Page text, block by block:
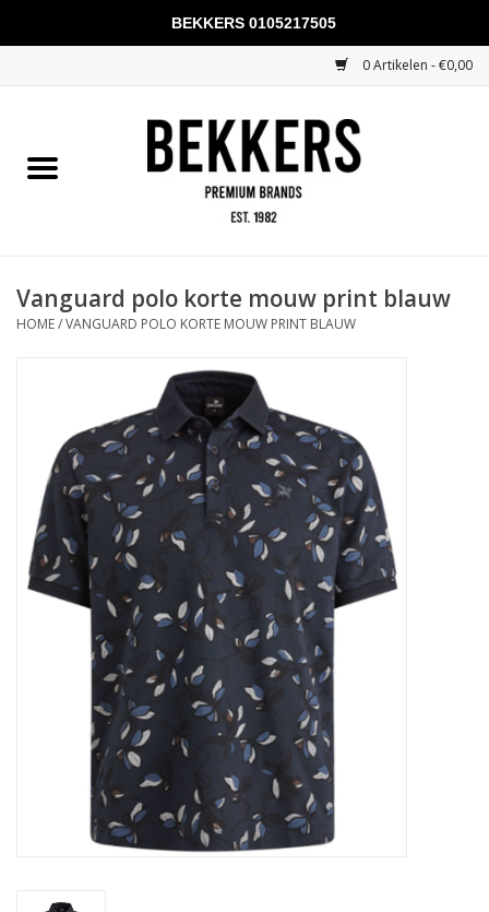
0 Artikelen - €0,00
Mannen
KADOBONNEN
Vanguard polo korte mouw print blauw
HOME/VANGUARD POLO KORTE MOUW PRINT BLAUW
BEKKERS 0105217505